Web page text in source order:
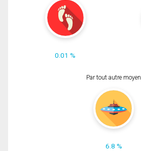
0.01 %
Par tout autre moyen
6.8 %